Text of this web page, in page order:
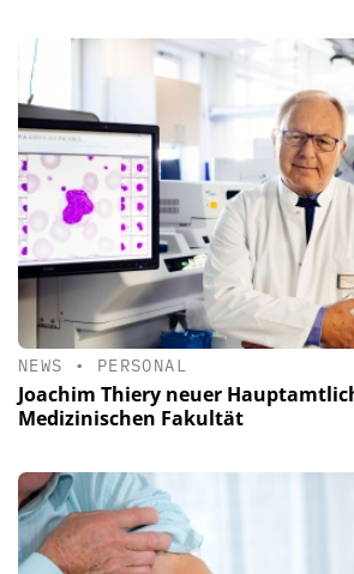
NEWS • PERSONAL
Joachim Thiery neuer
Medizinischen Fakultät